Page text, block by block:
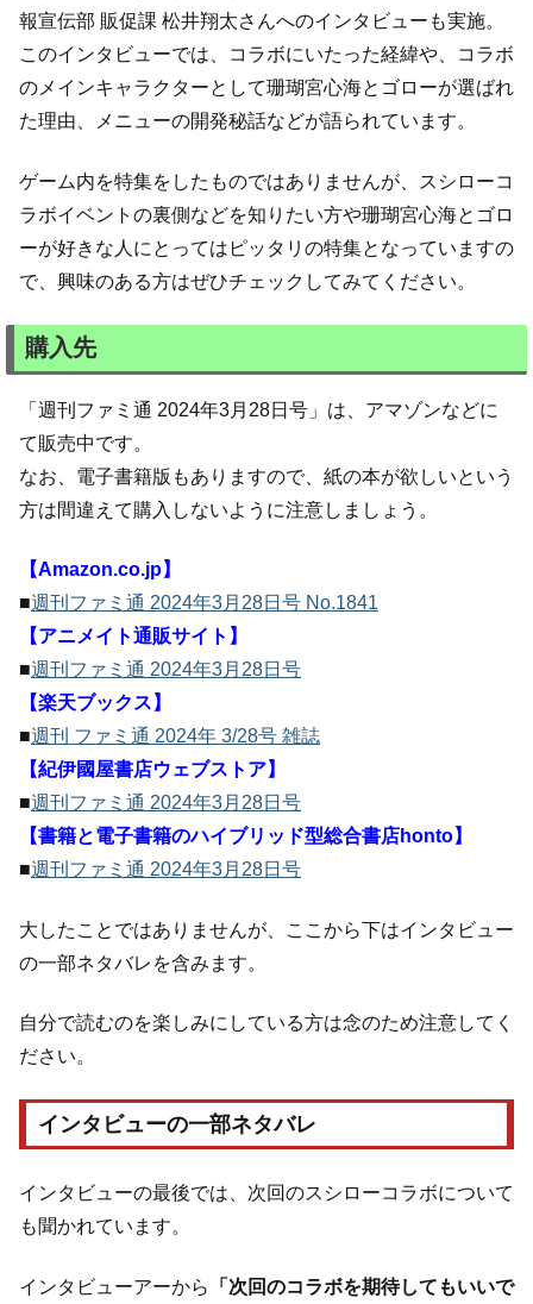
報宣伝部 販促課 松井翔太さんへのインタビューも実施。
このインタビューでは、コラボにいたった経緯や、コラボ
のメインキャラクターとして珊瑚宮心海とゴローが選ばれ
た理由、メニューの開発秘話などが語られています。
ゲーム内を特集をしたものではありませんが、スシローコ
ラボイベントの裏側などを知りたい方や珊瑚宮心海とゴロ
ーが好きな人にとってはピッタリの特集となっていますの
で、興味のある方はぜひチェックしてみてください。
購入先
「週刊ファミ通 2024年3月28日号」は、アマゾンなどに
て販売中です。
なお、電子書籍版もありますので、紙の本が欲しいという
方は間違えて購入しないように注意しましょう。
【Amazon.co.jp】
■週刊ファミ通 2024年3月28日号 No.1841
【アニメイト通販サイト】
■週刊ファミ通 2024年3月28日号
【楽天ブックス】
■週刊 ファミ通 2024年 3/28号 雑誌
【紀伊國屋書店ウェブストア】
■週刊ファミ通 2024年3月28日号
【書籍と電子書籍のハイブリッド型総合書店honto】
■週刊ファミ通 2024年3月28日号
大したことではありませんが、ここから下はインタビュー
の一部ネタバレを含みます。
自分で読むのを楽しみにしている方は念のため注意してく
ださい。
インタビューの一部ネタバレ
インタビューの最後では、次回のスシローコラボについて
も聞かれています。
インタビューアーから
「次回のコラボを期待してもいいで